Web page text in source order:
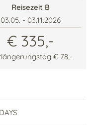
Reisezeit B
03.05. - 03.11.2026
€ 335,-
€ 78,-